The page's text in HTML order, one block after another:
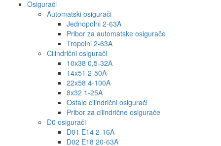
Osigurači
Automatski osigurači
Jednopolni 2-63A
Pribor za automatske osigurače
Tropolni 2-63A
Cilindrični osigurači
10x38 0,5-32A
14x51 2-50A
22x58 4-100A
8x32 1-25A
Ostalo cilindrični osigurači
Pribor za cilindrične osigurače
D0 osigurači
D01 E14 2-16A
D02 E18 20-63A